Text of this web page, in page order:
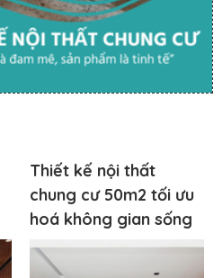
Thiết kế nội thất
chung cư 50m2 tối ưu
hoá không gian sống